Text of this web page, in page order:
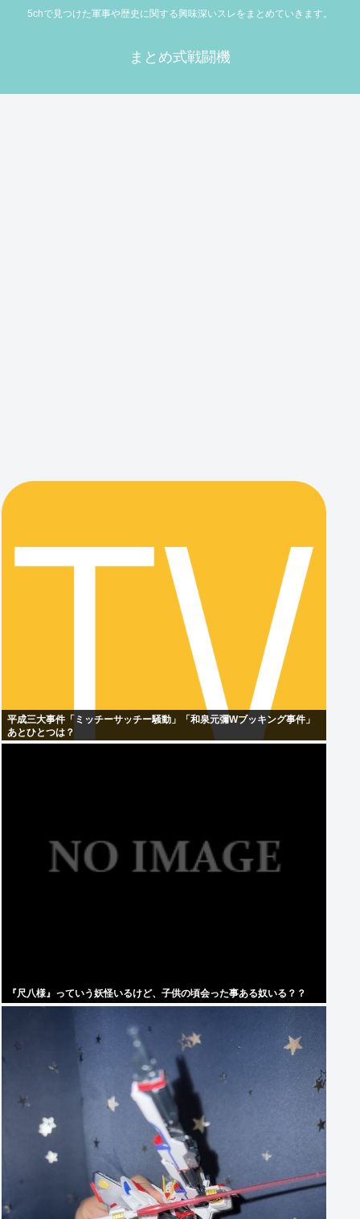
5chで見つけた軍事や歴史に関する興味深いスレをまとめていきます。
まとめ式戦闘機
平成三大事件「ミッチーサッチー騒動」「和泉元彌Wブッキング事件」
あとひとつは？
『尺八様』っていう妖怪いるけど、子供の頃会った事ある奴いる？？